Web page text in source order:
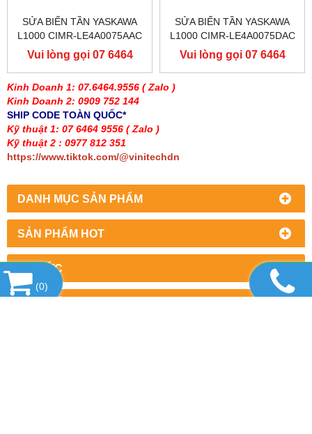
Kinh Doanh 1: 07.6464.9556 ( Zalo )
Kinh Doanh 2: 0909 752 144
SHIP CODE TOÀN QUỐC*
Kỹ thuật 1: 07 6464 9556 ( Zalo )
Kỹ thuật 2 : 0977 812 351
https://www.tiktok.com/@vinitechdn
DANH MỤC SẢN PHẨM
SẢN PHẨM HOT
TIN TỨC
SỬA BIẾN TẦN YASKAWA
L1000 CIMR-LE4A0075AAC
400V 37KW, BIẾN TẦN
YASKAWA L1000
Vui lòng gọi 07 6464
9556
SỬA BIẾN TẦN YASKAWA
L1000 CIMR-LE4A0075DAC
400V 37KW, BIẾN TẦN
YASKAWA L1000
Vui lòng gọi 07 6464
9556
(0)